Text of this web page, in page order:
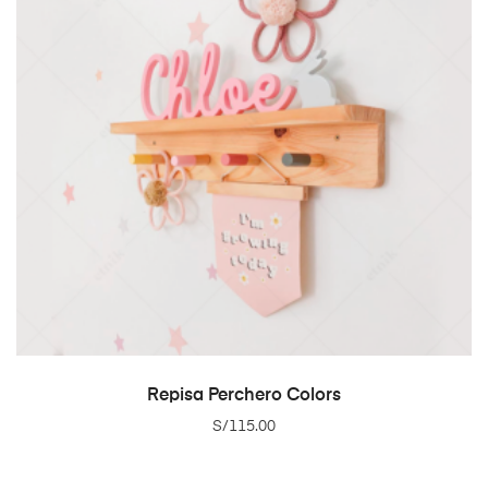
ADD TO CART
Repisa Perchero Colors
S/115.00